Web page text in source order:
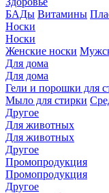
БАДы Витамины
Носки
Носки
Женские носки
Для дома
Для дома
Гели и порошки для
Мыло для стирки
Другое
Для животных
Для животных
Другое
Промопродукция
Промопродукция
Другое